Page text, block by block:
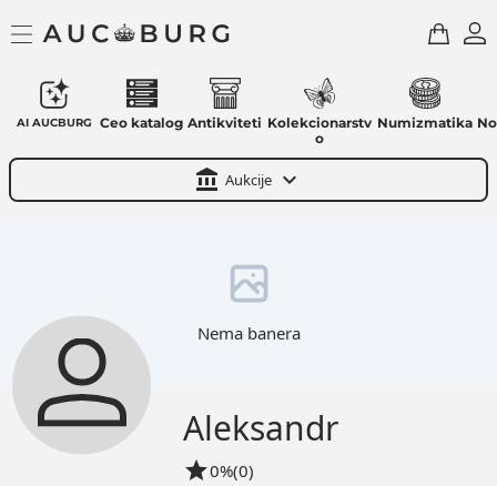
AI AUCBURG Ceo katalog Antikviteti Kolekcionarstv
o
Numizmatika
account_balance Aukcije expand_more
Nema banera
Aleksandr
star0%(0)